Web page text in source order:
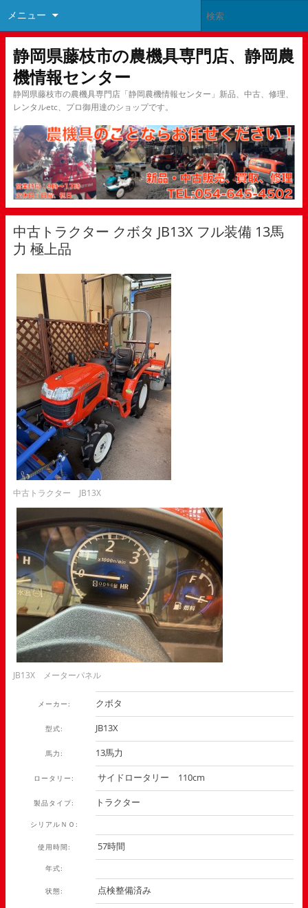
メニュー
静岡県藤枝市の農機具専門店、静岡農
機情報センター
静岡県藤枝市の農機具専門店「静岡農機情報センター」新品、中古、修理、
レンタルetc、プロ御用達のショップです。
中古トラクター クボタ JB13X フル装備 13馬
力 極上品
中古トラクター JB13X
JB13X メーターパネル
メーカー: クボタ
型式: JB13X
馬力: 13馬力
ロータリー: サイドロータリー 110cm
製品タイプ: トラクター
シリアルＮＯ:
使用時間: 57時間
年式:
状態: 点検整備済み